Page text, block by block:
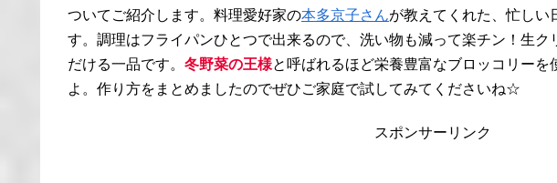
ついてご紹介します。料理愛好家の本多京子さんが教えてくれた、忙しい
す。調理はフライパンひとつで出来るので、洗い物も減って楽チン！生ク
だける一品です。 冬野菜の王様と呼ばれるほど栄養豊富なブロッコリー
よ。作り方をまとめましたのでぜひご家庭で試してみてくださいね☆
スポンサーリンク